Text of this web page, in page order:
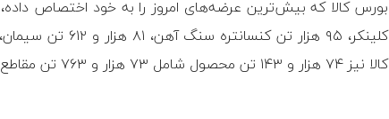
کالا نیز ۷۴ هزار و ۱۴۳ تن محصول شامل ۷۳ هزار و ۷۶۳ تن مقاطع فولاد و ۳۸۰ تن مس آماده فروش هستند.